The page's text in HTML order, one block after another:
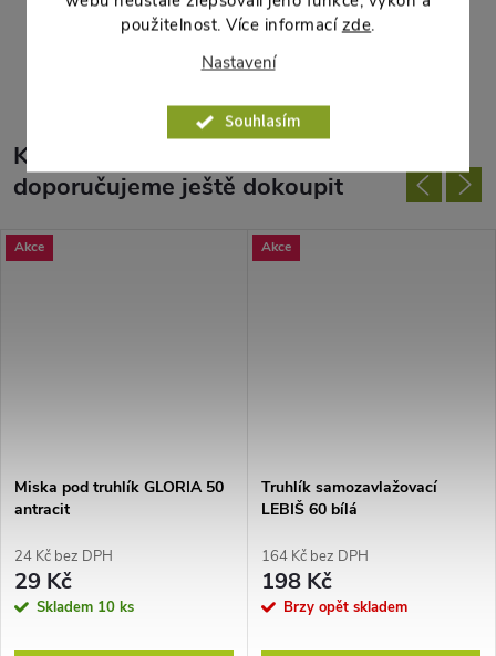
použitelnost. Více informací zde.
Nastavení
Souhlasím
K tomuto produktu
doporučujeme ještě dokoupit
Akce
Miska pod truhlík GLORIA 50
antracit
24 Kč bez DPH
29 Kč
Skladem 10 ks
Akce
Truhlík samozavlažovací
LEBIŠ 60 bílá
164 Kč bez DPH
198 Kč
Brzy opět skladem